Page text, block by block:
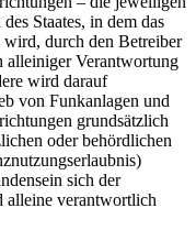
Staates, in dem das
durch den Betreiber
alleiniger Verantwortung
wird darauf
von Funkanlagen und
grundsätzlich
oder behördlichen
sich der
alleine verantwortlich